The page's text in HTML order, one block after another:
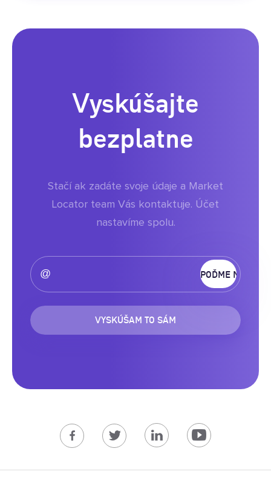
Vyskúšajte
bezplatne
VYSKÚŠAM TO SÁM
Stačí ak zadáte svoje údaje a Market
Locator team Vás kontaktuje. Účet
nastavíme spolu.